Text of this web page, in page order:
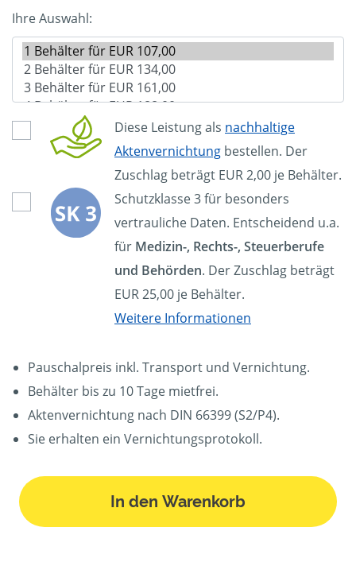
Ihre Auswahl:
Diese Leistung als nachhaltige
Aktenvernichtung bestellen. Der
Zuschlag beträgt EUR 2,00 je Behälter.
Schutzklasse 3 für besonders
vertrauliche Daten. Entscheidend u.a.
für Medizin-, Rechts-, Steuerberufe
und Behörden. Der Zuschlag beträgt
EUR 25,00 je Behälter.
Weitere Informationen
Pauschalpreis inkl. Transport und Vernichtung.
Behälter bis zu 10 Tage mietfrei.
Aktenvernichtung nach DIN 66399 (S2/P4).
Sie erhalten ein Vernichtungsprotokoll.
In den Warenkorb